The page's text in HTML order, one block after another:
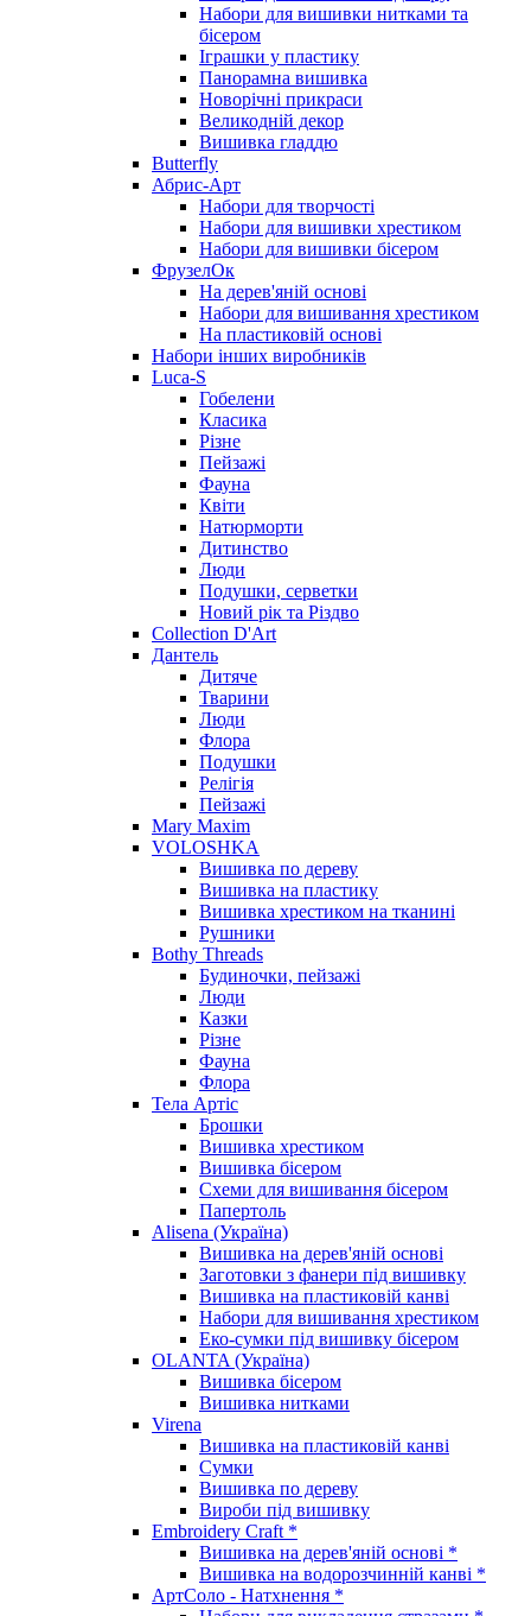
Набори для вишивки нитками та
бісером
Іграшки у пластику
Панорамна вишивка
Новорічні прикраси
Великодній декор
Вишивка гладдю
Butterfly
Абрис-Арт
Набори для творчості
Набори для вишивки хрестиком
Набори для вишивки бісером
ФрузелОк
На дерев'яній основі
Набори для вишивання хрестиком
На пластиковій основі
Набори інших виробників
Luca-S
Гобелени
Класика
Різне
Пейзажі
Фауна
Квіти
Натюрморти
Дитинство
Люди
Подушки, серветки
Новий рік та Різдво
Collection D'Art
Дантель
Дитяче
Тварини
Люди
Флора
Подушки
Релігія
Пейзажі
Mary Maxim
VOLOSHKA
Вишивка по дереву
Вишивка на пластику
Вишивка хрестиком на тканині
Рушники
Bothy Threads
Будиночки, пейзажі
Люди
Казки
Різне
Фауна
Флора
Тела Артіс
Брошки
Вишивка хрестиком
Вишивка бісером
Схеми для вишивання бісером
Папертоль
Alisena (Україна)
Вишивка на дерев'яній основі
Заготовки з фанери під вишивку
Вишивка на пластиковій канві
Набори для вишивання хрестиком
Еко-сумки під вишивку бісером
OLANTA (Україна)
Вишивка бісером
Вишивка нитками
Virena
Вишивка на пластиковій канві
Сумки
Вишивка по дереву
Вироби під вишивку
Embroidery Craft *
Вишивка на дерев'яній основі *
Вишивка на водорозчинній канві *
АртСоло - Натхнення *